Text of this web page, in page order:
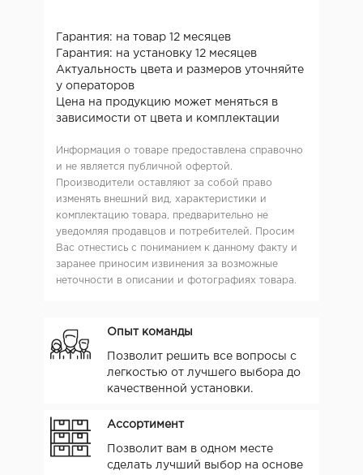
Гарантия: на товар 12 месяцев
Гарантия: на установку 12 месяцев
Актуальность цвета и размеров уточняйте
у операторов
Цена на продукцию может меняться в
зависимости от цвета и комплектации
Информация о товаре предоставлена справочно
и не является публичной офертой.
Производители оставляют за собой право
изменять внешний вид, характеристики и
комплектацию товара, предварительно не
уведомляя продавцов и потребителей. Просим
Вас отнестись с пониманием к данному факту и
заранее приносим извинения за возможные
неточности в описании и фотографиях товара.
Опыт команды
Позволит решить все вопросы с
легкостью от лучшего выбора до
качественной установки.
Ассортимент
Позволит вам в одном месте
сделать лучший выбор на основе